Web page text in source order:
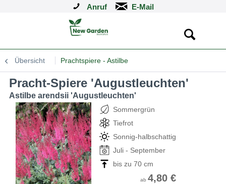
Anruf
Übersicht Prachtspiere - Astilbe
Pracht-Spiere 'Augustleuchten'
Astilbe arendsii 'Augustleuchten'
Sommergrün
Tiefrot
Sonnig-halbschattig
Juli - September
bis zu 70 cm
ab 4,80 €